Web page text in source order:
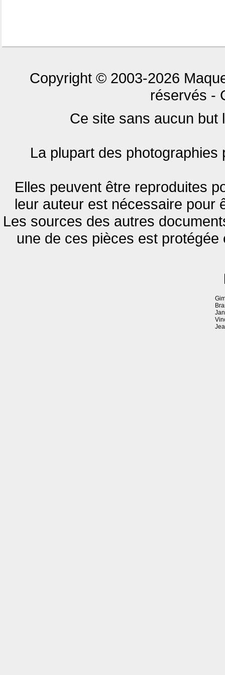
Copyright © 2003-2026
réservés -
Ce site sans aucun but
La plupart des
Elles peuvent être reproduites
leur auteur est nécessaire pour
Les sources des autres
une de ces pièces est